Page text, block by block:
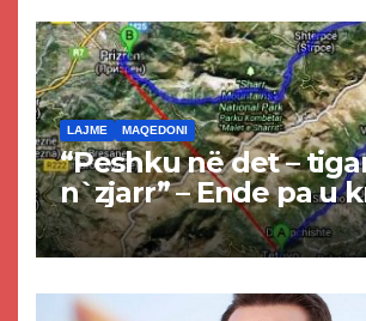
LAJME MAQEDONI
“Peshku në det –
n`zjarr” – Ende pa u
projekti i tunelit,
Tetovës nis punimet